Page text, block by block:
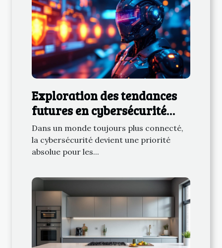
Exploration des tendances
futures en cybersécurité
pour les entreprises
Dans un monde toujours plus connecté,
la cybersécurité devient une priorité
absolue pour les...